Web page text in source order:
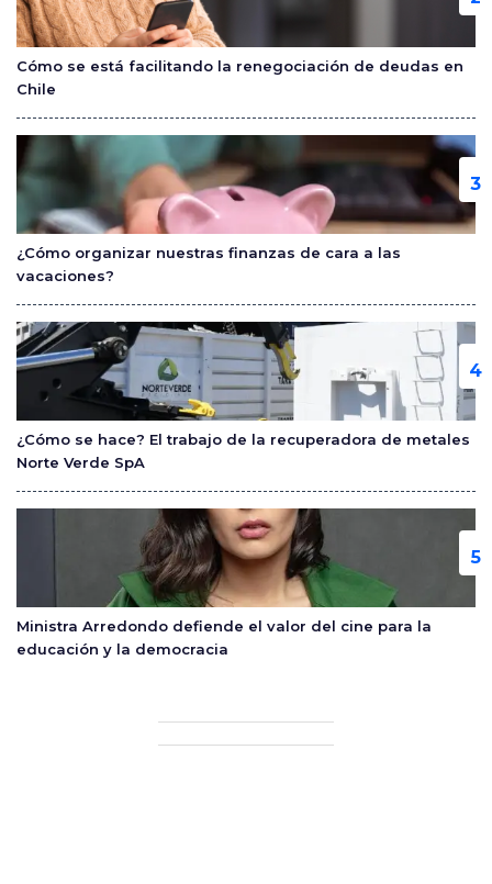
Cómo se está facilitando la renegociación de deudas en
Chile
¿Cómo organizar nuestras finanzas de cara a las
vacaciones?
¿Cómo se hace? El trabajo de la recuperadora de metales
Norte Verde SpA
Ministra Arredondo defiende el valor del cine para la
educación y la democracia